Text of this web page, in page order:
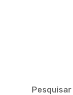
Pesquisar